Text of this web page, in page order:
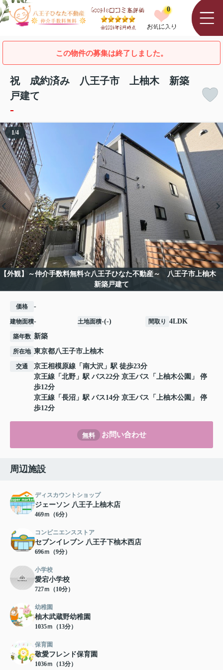
0
この物件の募集は終了しました。
祝 成約済み 八王子市 上柚木 新築
戸建て
-
【外観】～仲介手数料無料☆八王子ひなた不動産～ 八王子市上柚木
新築戸建て
1/4
価格 -
建物面積- 土地面積-(-) 間取り 4LDK
築年数 新築
所在地 東京都八王子市上柚木
交通 京王相模原線 「 南大沢 」駅 徒歩23分
京王線 「 北野 」駅 バス22分 京王バス「上柚木公園」 停
歩12分
京王線 「 長沼 」駅 バス14分 京王バス「上柚木公園」 停
歩12分
無料 お問い合わせ
周辺施設
ディスカウントショップ
ジェーソン 八王子上柚木店
469ｍ（6分）
コンビニエンスストア
セブンイレブン 八王子下柚木西店
696ｍ（9分）
小学校
愛宕小学校
727ｍ（10分）
幼稚園
柚木武蔵野幼稚園
1035ｍ（13分）
保育園
敬愛フレンド保育園
1036ｍ（13分）